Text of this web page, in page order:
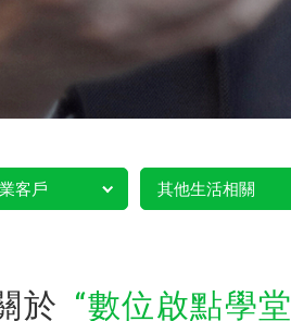
客戶 其他生活相關
於 數位啟點學堂